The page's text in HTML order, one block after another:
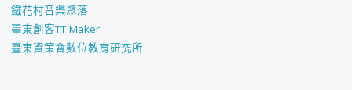
鐵花村音樂聚落
臺東創客TT Maker
臺東資策會數位教育研究所